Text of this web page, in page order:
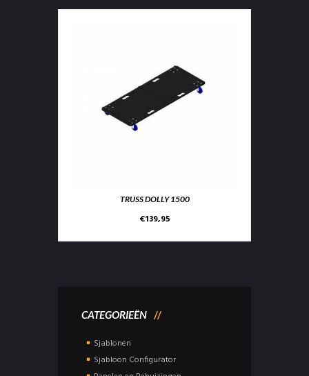
TRUSS DOLLY 1500
€139,95
CATEGORIEËN
Sjablonen
Sjabloon Configurator